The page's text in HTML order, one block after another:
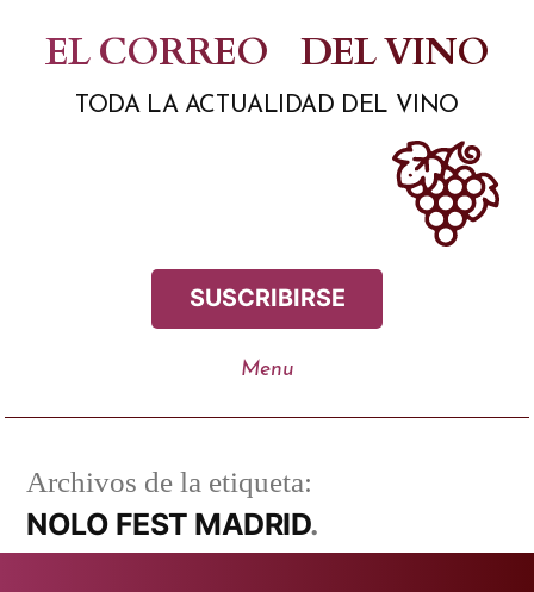
contenido
EL CORREO DEL VINO
TODA LA ACTUALIDAD DEL VINO
SUSCRIBIRSE
Archivos de la etiqueta:
NOLO FEST MADRID